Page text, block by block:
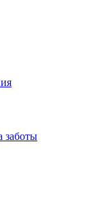
заботы